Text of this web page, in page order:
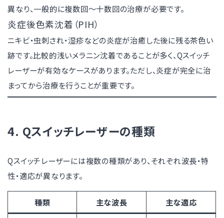
異なり、一般的に複数回〜十数回の治療が必要です。
炎症後色素沈着（PIH）
ニキビ・虫刺され・湿疹などの炎症が治癒した後に残る茶色い
跡です。比較的浅いメラニン沈着であることが多く、Qスイッチ
レーザーが有効なケースがあります。ただし、炎症が完全に治
まってから治療を行うことが重要です。
4. Qスイッチレーザーの種類
Qスイッチレーザーには複数の種類があり、それぞれ波長・特
性・適応が異なります。
種類 主な波長 主な適応